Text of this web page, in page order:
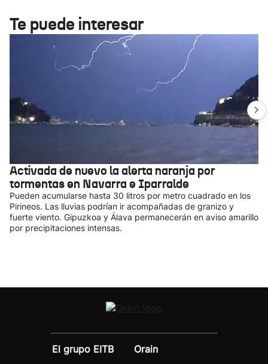
Te puede interesar
Activada de nuevo la alerta naranja por
tormentas en Navarra e Iparralde
Pueden acumularse hasta 30 litros por metro cuadrado en los
Pirineos. Las lluvias podrían ir acompañadas de granizo y
fuerte viento. Gipuzkoa y Álava permanecerán en aviso amarillo
por precipitaciones intensas.
El grupo EITB
Orain